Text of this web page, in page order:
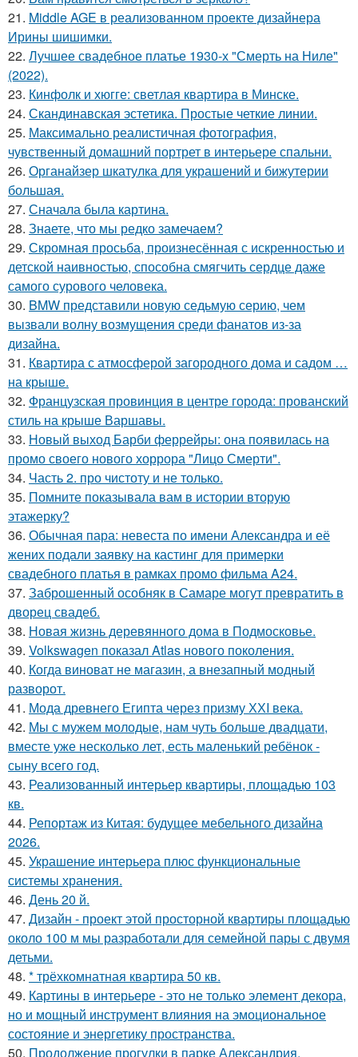
21. Middle AGE в реализованном проекте дизайнера
Ирины шишимки.
22. Лучшее свадебное платье 1930-х "Смерть на Ниле"
(2022).
23. Кинфолк и хюгге: светлая квартира в Минске.
24. Скандинавская эстетика. Простые четкие линии.
25. Максимально реалистичная фотография,
чувственный домашний портрет в интерьере спальни.
26. Органайзер шкатулка для украшений и бижутерии
большая.
27. Сначала была картина.
28. Знаете, что мы редко замечаем?
29. Скромная просьба, произнесённая с искренностью и
детской наивностью, способна смягчить сердце даже
самого сурового человека.
30. BMW представили новую седьмую серию, чем
вызвали волну возмущения среди фанатов из-за
дизайна.
31. Квартира с атмосферой загородного дома и садом …
на крыше.
32. Французская провинция в центре города: прованский
стиль на крыше Варшавы.
33. Новый выход Барби феррейры: она появилась на
промо своего нового хоррора "Лицо Смерти".
34. Часть 2. про чистоту и не только.
35. Помните показывала вам в истории вторую
этажерку?
36. Обычная пара: невеста по имени Александра и её
жених подали заявку на кастинг для примерки
свадебного платья в рамках промо фильма A24.
37. Заброшенный особняк в Самаре могут превратить в
дворец свадеб.
38. Новая жизнь деревянного дома в Подмосковье.
39. Volkswagen показал Atlas нового поколения.
40. Когда виноват не магазин, а внезапный модный
разворот.
41. Мода древнего Египта через призму ХХI века.
42. Мы с мужем молодые, нам чуть больше двадцати,
вместе уже несколько лет, есть маленький ребёнок -
сыну всего год.
43. Реализованный интерьер квартиры, площадью 103
кв.
44. Репортаж из Китая: будущее мебельного дизайна
2026.
45. Украшение интерьера плюс функциональные
системы хранения.
46. День 20 й.
47. Дизайн - проект этой просторной квартиры площадью
около 100 м мы разработали для семейной пары с двумя
детьми.
48. * трёхкомнатная квартира 50 кв.
49. Картины в интерьере - это не только элемент декора,
но и мощный инструмент влияния на эмоциональное
состояние и энергетику пространства.
50. Продолжение прогулки в парке Александрия.